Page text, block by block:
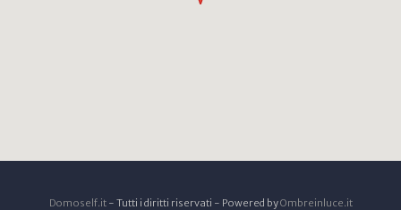
Domoself.it- Tutti i diritti riservati - Powered byOmbreinluce.it